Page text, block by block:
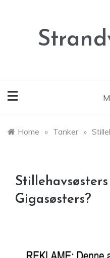
Home » Tanker »
Gigasøsters?